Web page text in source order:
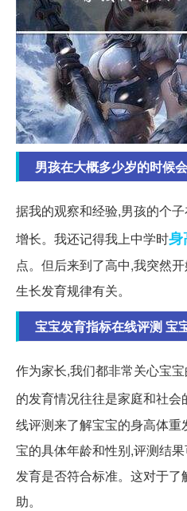
男孩在大概多少岁的时候
据我的观察和经验,男孩的个
增长。我还记得我上中学时身
点。但后来到了高中,我突然
生长发育规律有关。
宝宝发育指标在线评测 宝
作为家长,我们都非常关心宝
的发育情况往往是家庭和社会
线评测来了解宝宝的身高体
宝的具体年龄和性别,评测结
发育是否符合标准。这对于
助。